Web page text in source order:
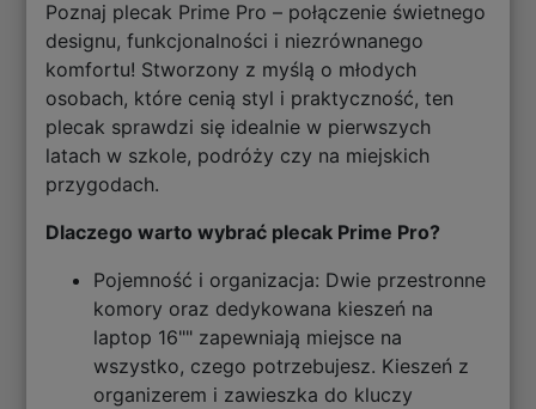
Poznaj plecak Prime Pro – połączenie świetnego
designu, funkcjonalności i niezrównanego
komfortu! Stworzony z myślą o młodych
osobach, które cenią styl i praktyczność, ten
plecak sprawdzi się idealnie w pierwszych
latach w szkole, podróży czy na miejskich
przygodach.
Dlaczego warto wybrać plecak Prime Pro?
Pojemność i organizacja: Dwie przestronne
komory oraz dedykowana kieszeń na
laptop 16"" zapewniają miejsce na
wszystko, czego potrzebujesz. Kieszeń z
organizerem i zawieszka do kluczy